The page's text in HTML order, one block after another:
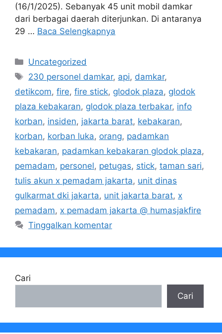
(16/1/2025). Sebanyak 45 unit mobil damkar
dari berbagai daerah diterjunkan. Di antaranya
29 … Baca Selengkapnya
Kategori
Uncategorized
Tag
230 personel damkar, api, damkar,
detikcom, fire, fire stick, glodok plaza, glodok
plaza kebakaran, glodok plaza terbakar, info
korban, insiden, jakarta barat, kebakaran,
korban, korban luka, orang, padamkan
kebakaran, padamkan kebakaran glodok plaza,
pemadam, personel, petugas, stick, taman sari,
tulis akun x pemadam jakarta, unit dinas
gulkarmat dki jakarta, unit jakarta barat, x
pemadam, x pemadam jakarta @ humasjakfire
Tinggalkan komentar
Cari
Cari